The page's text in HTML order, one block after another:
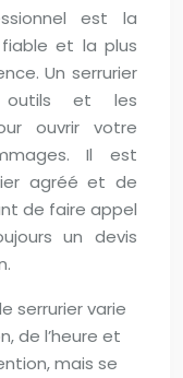
est la
et la plus
Un serrurier
outils et les
ouvrir votre
Il est
agréé et de
de faire appel
un devis
serrurier varie
de l’heure et
mais se